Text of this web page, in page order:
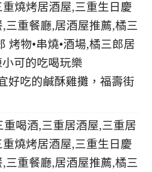
好吃的鹹酥雞攤，福壽街